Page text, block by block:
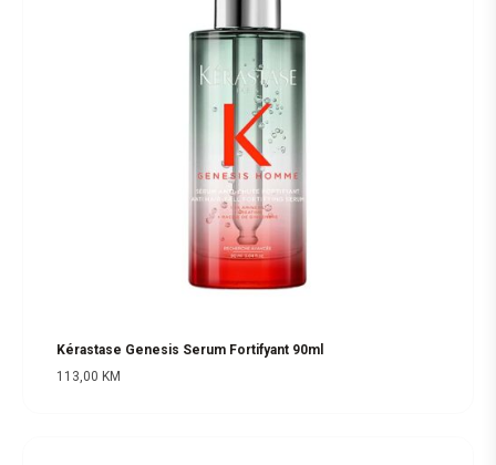
Kérastase Genesis Serum Fortifyant 90ml
113,00 KM